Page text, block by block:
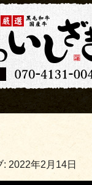
: 2022年2月14日